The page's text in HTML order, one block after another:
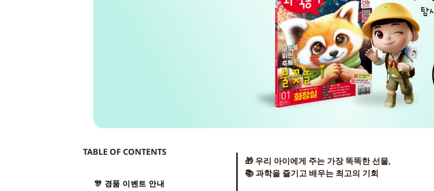
TABLE OF CONTENTS
🎊 경품 이벤트 안내
🎁 우리 아이에게 주는 가장 똑똑한 선물,
📚 과학을 즐기고 배우는 최고의 기회